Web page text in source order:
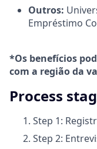
Outros:
Empréstimo
*Os benefícios
com a região da
Process
Step 1:
Step 2: